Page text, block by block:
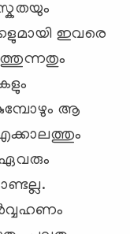
ഇവരെ
ആ
ഏവരും